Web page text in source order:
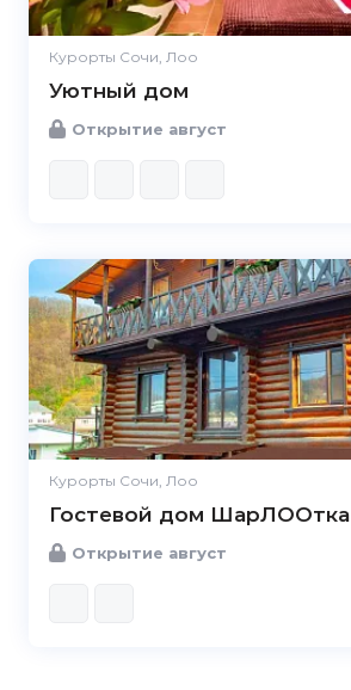
Курорты Сочи, Лоо
Уютный дом
Открытие август
Курорты Сочи, Лоо
Гостевой дом ШарЛООтка
Открытие август